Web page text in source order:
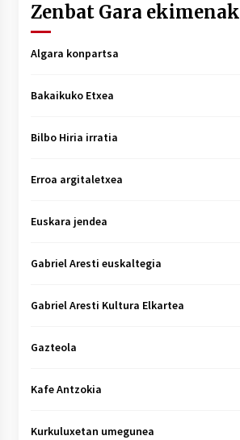
Zenbat Gara ekimenak
Algara konpartsa
Bakaikuko Etxea
Bilbo Hiria irratia
Erroa argitaletxea
Euskara jendea
Gabriel Aresti euskaltegia
Gabriel Aresti Kultura Elkartea
Gazteola
Kafe Antzokia
Kurkuluxetan umegunea